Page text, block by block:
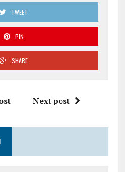
TWEET
PIN
SHARE
Next post